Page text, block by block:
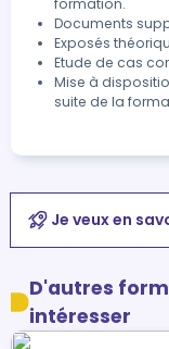
formation.
Documents
Exposés
Etude de cas
Mise à
suite de la
Je veux en
D'autres
intéresser